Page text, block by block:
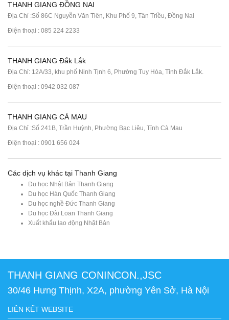
THANH GIANG ĐỒNG NAI
Địa Chỉ :Số 86C Nguyễn Văn Tiên, Khu Phố 9, Tân Triều, Đồng Nai
Điện thoại : 085 224 2233
THANH GIANG Đắk Lắk
Địa Chỉ: 12A/33, khu phố Ninh Tịnh 6, Phường Tuy Hòa, Tỉnh Đắk Lắk.
Điện thoại : 0942 032 087
THANH GIANG CÀ MAU
Địa Chỉ :Số 241B, Trần Huỳnh, Phường Bạc Liêu, Tỉnh Cà Mau
Điện thoại : 0901 656 024
Các dịch vụ khác tại Thanh Giang
Du học Nhật Bản Thanh Giang
Du học Hàn Quốc Thanh Giang
Du học nghề Đức Thanh Giang
Du học Đài Loan Thanh Giang
Xuất khẩu lao động Nhật Bản
THANH GIANG CONINCON.,JSC
30/46 Hưng Thịnh, X2A, phường Yên Sở, Hà Nội
LIÊN KẾT WEBSITE